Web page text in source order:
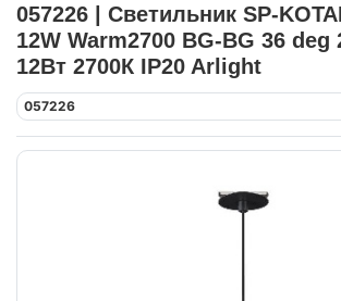
057226 | Светильник SP-
12W Warm2700 BG-BG 36 deg
12Вт 2700К IP20 Arlight
057226